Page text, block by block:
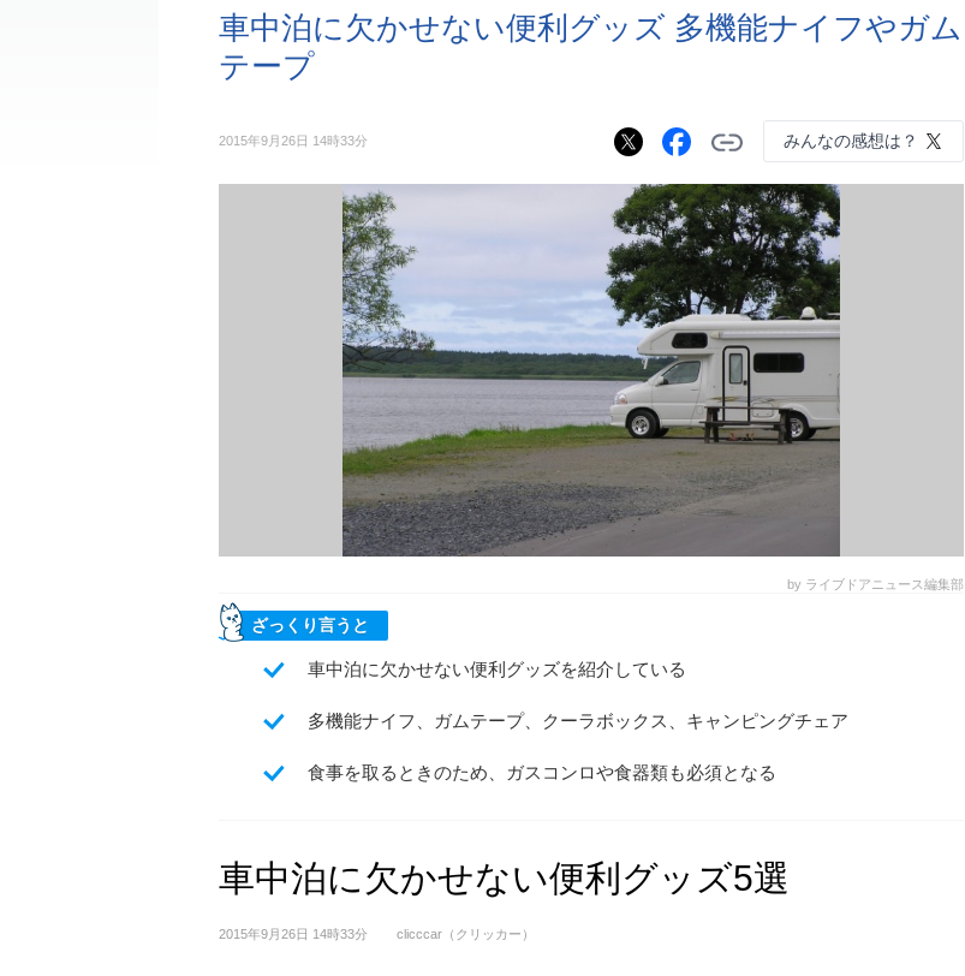
車中泊に欠かせない便利グッズ 多機能ナイフやガム
テープ
2015年9月26日 14時33分 みんなの感想は？
by ライブドアニュース編集部
ざっくり言うと
車中泊に欠かせない便利グッズを紹介している
多機能ナイフ、ガムテープ、クーラボックス、キャンピングチェア
食事を取るときのため、ガスコンロや食器類も必須となる
車中泊に欠かせない便利グッズ5選
2015年9月26日 14時33分 clicccar（クリッカー）